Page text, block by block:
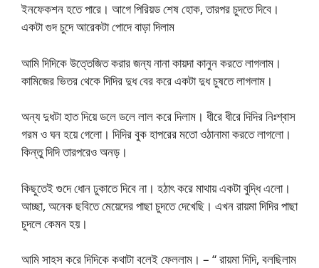
ইনফেকশন হতে পারে। আগে পিরিয়ড শেষ হোক, তারপর চুদতে দিবে।
একটা গুদ চুদে আরেকটা পোদে বাড়া দিলাম
আমি দিদিকে উত্তেজিত করার জন্য নানা কায়দা কানুন করতে লাগলাম।
কামিজের ভিতর থেকে দিদির দুধ বের করে একটা দুধ চুষতে লাগলাম।
অন্য দুধটা হাত দিয়ে ডলে ডলে লাল করে দিলাম। ধীরে ধীরে দিদির নিঃশ্বাস
গরম ও ঘন হয়ে গেলো। দিদির বুক হাপরের মতো ওঠানামা করতে লাগলো।
কিন্তু দিদি তারপরেও অনড়।
কিছুতেই গুদে ধোন ঢুকাতে দিবে না। হঠাৎ করে মাথায় একটা বুদ্ধি এলো।
আচ্ছা, অনেক ছবিতে মেয়েদের পাছা চুদতে দেখেছি। এখন রায়মা দিদির পাছা
চুদলে কেমন হয়।
আমি সাহস করে দিদিকে কথাটা বলেই ফেললাম। – “ রায়মা দিদি, বলছিলাম